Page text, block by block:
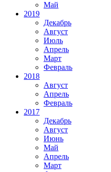
Май
2019
Декабрь
Август
Июль
Апрель
Март
Февраль
2018
Август
Апрель
Февраль
2017
Декабрь
Август
Июнь
Май
Апрель
Март